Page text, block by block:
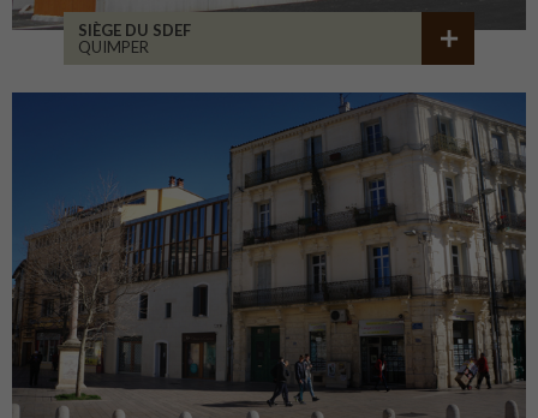
SIÈGE DU SDEF
QUIMPER